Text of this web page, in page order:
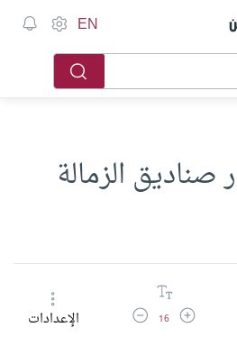
EN
الزمالة
زيادة حجم الخط
16 تقليل حجم الخطالإعدادات